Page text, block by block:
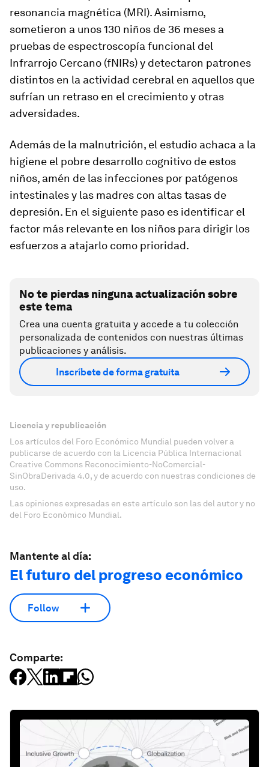
resonancia magnética (MRI). Asimismo,
sometieron a unos 130 niños de 36 meses a
pruebas de espectroscopía funcional del
Infrarrojo Cercano (fNIRs) y detectaron patrones
distintos en la actividad cerebral en aquellos que
sufrían un retraso en el crecimiento y otras
adversidades.
Además de la malnutrición, el estudio achaca a la
higiene el pobre desarrollo cognitivo de estos
niños, amén de las infecciones por patógenos
intestinales y las madres con altas tasas de
depresión. En el siguiente paso es identificar el
factor más relevante en los niños para dirigir los
esfuerzos a atajarlo como prioridad.
No te pierdas ninguna actualización sobre
este tema
Crea una cuenta gratuita y accede a tu colección
personalizada de contenidos con nuestras últimas
publicaciones y análisis.
Inscríbete de forma gratuita
Licencia y republicación
Los artículos del Foro Económico Mundial pueden volver a
publicarse de acuerdo con la Licencia Pública Internacional
Creative Commons Reconocimiento-NoComercial-
SinObraDerivada 4.0, y de acuerdo con nuestras condiciones de
uso.
Las opiniones expresadas en este artículo son las del autor y no
del Foro Económico Mundial.
Mantente al día:
El futuro del progreso económico
Follow
Comparte: